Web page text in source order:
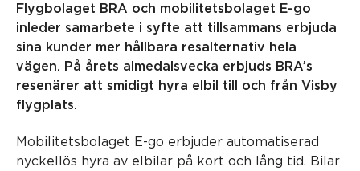
Flygbolaget BRA och mobilitetsbolaget E-go
inleder samarbete i syfte att tillsammans erbjuda
sina kunder mer hållbara resalternativ hela
vägen. På årets almedalsvecka erbjuds BRA’s
resenärer att smidigt hyra elbil till och från Visby
flygplats.
Mobilitetsbolaget E-go erbjuder automatiserad
nyckellös hyra av elbilar på kort och lång tid. Bilar